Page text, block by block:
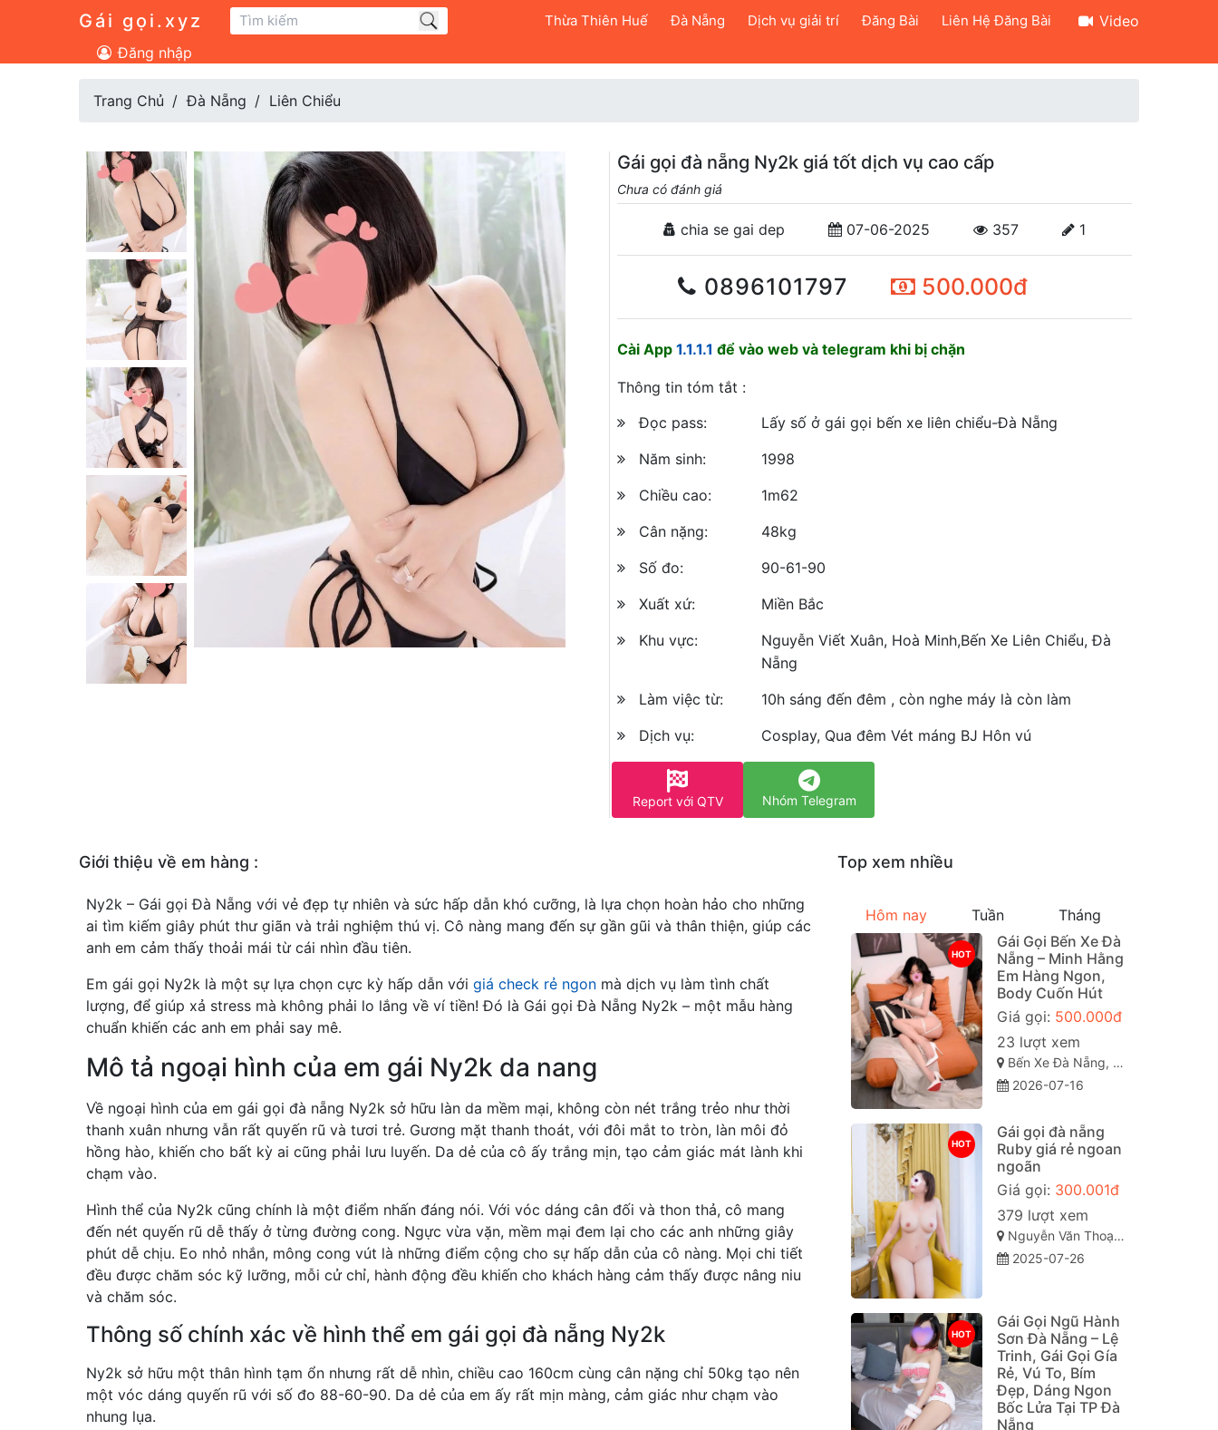
Gái gọi.xyz Thừa Thiên Huế Đà Nẵng Dịch vụ giải trí Đăng Bài Liên Hệ Đăng Bài
Video
Đăng nhập
Trang Chủ Đà Nẵng Liên Chiểu
Gái gọi đà nẵng Ny2k giá tốt dịch vụ cao cấp
Chưa có đánh giá
chia se gai dep 07-06-2025 357 1
0896101797 500.000đ
Cài App 1.1.1.1 để vào web và telegram khi bị chặn
Thông tin tóm tắt :
Đọc pass:
Lấy số ở gái gọi bến xe liên chiểu-Đà Nẵng
Năm sinh:
1998
Chiều cao:
1m62
Cân nặng:
48kg
Số đo:
90-61-90
Xuất xứ:
Miền Bắc
Khu vực:
Nguyễn Viết Xuân, Hoà Minh,Bến Xe Liên Chiểu, Đà
Nẵng
Làm việc từ:
10h sáng đến đêm , còn nghe máy là còn làm
Dịch vụ:
Cosplay, Qua đêm Vét máng BJ Hôn vú
Report với QTV Nhóm Telegram
Giới thiệu về em hàng :
Ny2k – Gái gọi Đà Nẵng với vẻ đẹp tự nhiên và sức hấp dẫn khó cưỡng, là lựa chọn hoàn hảo cho những
ai tìm kiếm giây phút thư giãn và trải nghiệm thú vị. Cô nàng mang đến sự gần gũi và thân thiện, giúp các
anh em cảm thấy thoải mái từ cái nhìn đầu tiên.
Em gái gọi Ny2k là một sự lựa chọn cực kỳ hấp dẫn với giá check rẻ ngon mà dịch vụ làm tình chất
lượng, để giúp xả stress mà không phải lo lắng về ví tiền! Đó là Gái gọi Đà Nẵng Ny2k – một mẫu hàng
chuẩn khiến các anh em phải say mê.
Mô tả ngoại hình của em gái Ny2k da nang
Về ngoại hình của em gái gọi đà nẵng Ny2k sở hữu làn da mềm mại, không còn nét trắng trẻo như thời
thanh xuân nhưng vẫn rất quyến rũ và tươi trẻ. Gương mặt thanh thoát, với đôi mắt to tròn, làn môi đỏ
hồng hào, khiến cho bất kỳ ai cũng phải lưu luyến. Da dẻ của cô ấy trắng mịn, tạo cảm giác mát lành khi
chạm vào.
Hình thể của Ny2k cũng chính là một điểm nhấn đáng nói. Với vóc dáng cân đối và thon thả, cô mang
đến nét quyến rũ dễ thấy ở từng đường cong. Ngực vừa vặn, mềm mại đem lại cho các anh những giây
phút dễ chịu. Eo nhỏ nhắn, mông cong vút là những điểm cộng cho sự hấp dẫn của cô nàng. Mọi chi tiết
đều được chăm sóc kỹ lưỡng, mỗi cử chỉ, hành động đều khiến cho khách hàng cảm thấy được nâng niu
và chăm sóc.
Thông số chính xác về hình thể em gái gọi đà nẵng Ny2k
Ny2k sở hữu một thân hình tạm ổn nhưng rất dễ nhìn, chiều cao 160cm cùng cân nặng chỉ 50kg tạo nên
một vóc dáng quyến rũ với số đo 88-60-90. Da dẻ của em ấy rất mịn màng, cảm giác như chạm vào
nhung lụa.
Top xem nhiều
Hôm nay Tuần Tháng
HOT
Gái Gọi Bến Xe Đà
Nẵng – Minh Hằng
Em Hàng Ngon,
Body Cuốn Hút
Giá gọi: 500.000đ
23 lượt xem
Bến Xe Đà Nẵng, Liên Chiểu, TP Đà Nẵng
2026-07-16
HOT
Gái gọi đà nẵng
Ruby giá rẻ ngoan
ngoãn
Giá gọi: 300.001đ
379 lượt xem
Nguyễn Văn Thoại, Mỹ An, Ngũ Hành Sơn, Đà Nẵng
2025-07-26
HOT
Gái Gọi Ngũ Hành
Sơn Đà Nẵng – Lệ
Trinh, Gái Gọi Gía
Rẻ, Vú To, Bím
Đẹp, Dáng Ngon
Bốc Lửa Tại TP Đà
Nẵng